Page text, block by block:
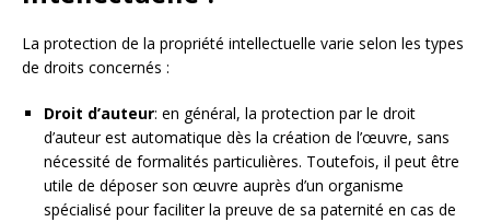
La protection de la propriété intellectuelle varie selon les types
de droits concernés :
Droit d’auteur: en général, la protection par le droit
d’auteur est automatique dès la création de l’œuvre, sans
nécessité de formalités particulières. Toutefois, il peut être
utile de déposer son œuvre auprès d’un organisme
spécialisé pour faciliter la preuve de sa paternité en cas de